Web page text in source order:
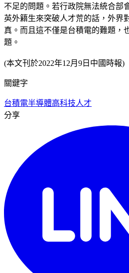
不足的問題。若行政院無法統合部
英外籍生來突破人才荒的話，外界
真。而且這不僅是台積電的難題，
題。
(本文刊於2022年12月9日中國時報)
關鍵字
台積電半導體高科技人才
分享